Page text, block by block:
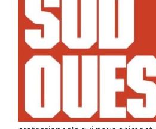
CONFITS DE CANARD
AUTRES